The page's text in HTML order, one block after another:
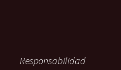
Responsabilidad